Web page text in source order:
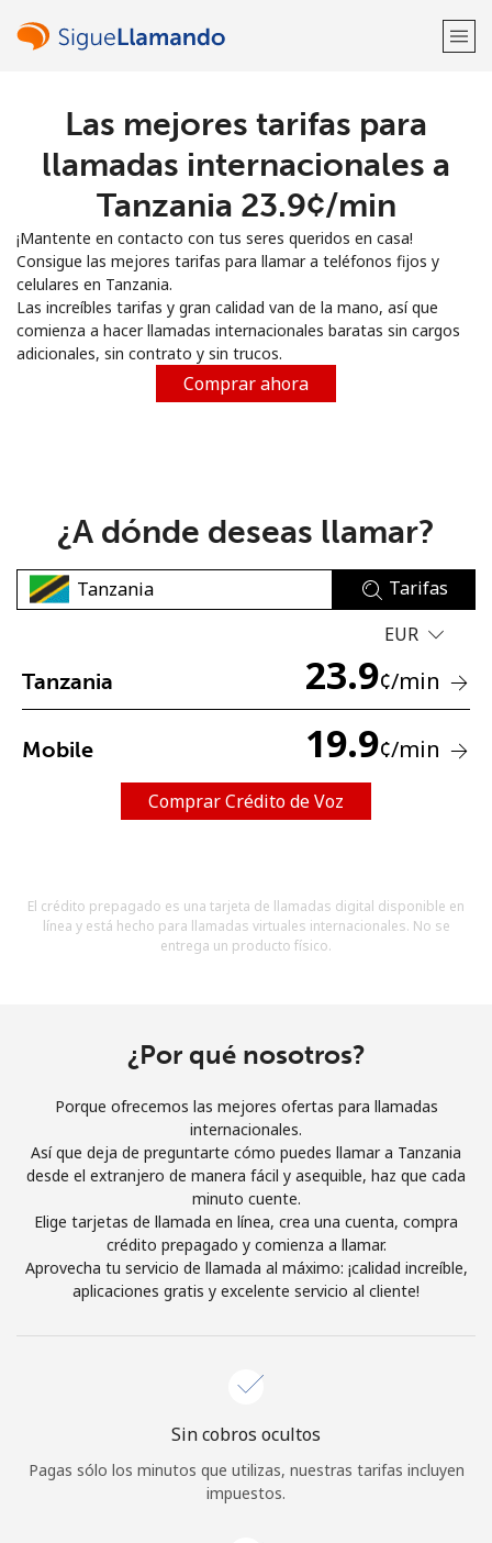
¡Bienvenido!
Regístrate con
o
No se ha creado una contraseña
Un número
Mantente en contacto para recibir nuestras mejores
¡Hola!
Inicia sesión oREGÍSTRATE →
¿Olvidaste tu contraseña? →
Iniciar Sesión
Las mejores tarifas para
llamadas internacionales a
Tanzania ⁦23.9¢⁩/min
¡Mantente en contacto con tus seres queridos en casa!
Consigue las mejores tarifas para llamar a teléfonos fijos y
celulares en Tanzania.
Las increíbles tarifas y gran calidad van de la mano, así que
comienza a hacer llamadas internacionales baratas sin cargos
adicionales, sin contrato y sin trucos.
Comprar ahora
¿A dónde deseas llamar?
Tarifas
EUR
Tanzania 23.9¢/min
Mobile 19.9¢/min
Comprar Crédito de Voz
El crédito prepagado es una tarjeta de llamadas digital disponible en
línea y está hecho para llamadas virtuales internacionales. No se
entrega un producto físico.
¿Por qué nosotros?
Porque ofrecemos las mejores ofertas para llamadas
internacionales.
Así que deja de preguntarte cómo puedes llamar a Tanzania
desde el extranjero de manera fácil y asequible, haz que cada
minuto cuente.
Elige tarjetas de llamada en línea, crea una cuenta, compra
crédito prepagado y comienza a llamar.
Aprovecha tu servicio de llamada al máximo: ¡calidad increíble,
aplicaciones gratis y excelente servicio al cliente!
Sin cobros ocultos
Pagas sólo los minutos que utilizas, nuestras tarifas incluyen
impuestos.